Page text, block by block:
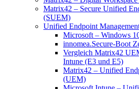
Matrix42 – Secure Unified
(SUEM)
Unified Endpoint
Microsoft – Windows
innomea.Secure-Boot
Vergleich Matrix42
Intune (E3 und E5)
Matrix42 – Unified
(UEM)